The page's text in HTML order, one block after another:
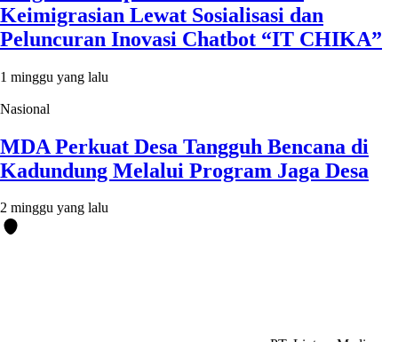
Keimigrasian Lewat Sosialisasi dan
Peluncuran Inovasi Chatbot “IT CHIKA”
1 minggu yang lalu
Nasional
MDA Perkuat Desa Tangguh Bencana di
Kadundung Melalui Program Jaga Desa
2 minggu yang lalu